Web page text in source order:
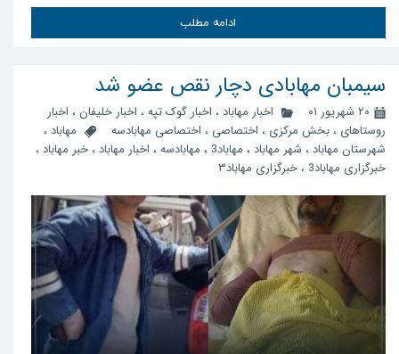
ادامه مطلب
سیمبان مهابادی دچار نقص عضو شد
۲۰ شهریور ۰۱ اخبار مهاباد ، اخبار گوک تپه ، اخبار خلیفان ، اخبار
روستاهای ، بخش مرکزی ، اختصاصی ، اختصاصی مهابادسه مهاباد ،
شهرستان مهاباد ، شهر مهاباد ، مهاباد3 ، مهابادسه ، اخبار مهاباد ، خبر مهاباد ،
خبرگزاری مهاباد3 ، خبرگزاری مهاباد۳